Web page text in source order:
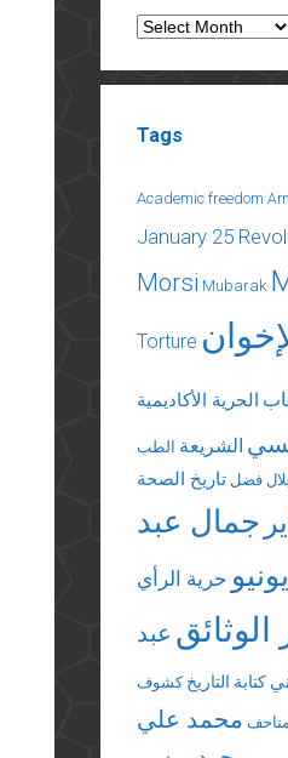
Archives
Tags
Academic freedom
January 25
Morsi Mubarak
Torture
الحرية الأكاديمية
الشريعة الطب
فضل تاريخ الصحة
جمال عبد
حرية الرأي
الوثائق عبد
كتابة التاريخ كشوف
متاحف محمد علي